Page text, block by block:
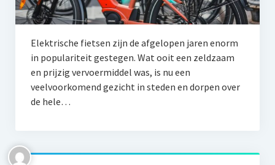
Elektrische fietsen zijn de afgelopen jaren enorm
in populariteit gestegen. Wat ooit een zeldzaam
en prijzig vervoermiddel was, is nu een
veelvoorkomend gezicht in steden en dorpen over
de hele…